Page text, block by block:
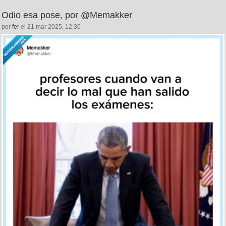
Odio esa pose, por @Memakker
por fer el 21 mar 2025, 12:30